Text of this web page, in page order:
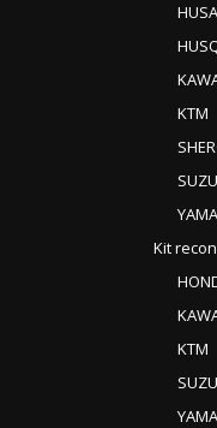
KTM
Kit
KTM